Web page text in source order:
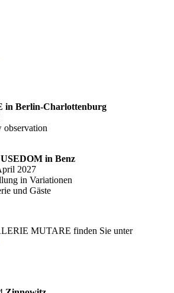
Berlin-Charlottenburg
observation
in Benz
2027
in Variationen
und Gäste
MUTARE finden Sie unter